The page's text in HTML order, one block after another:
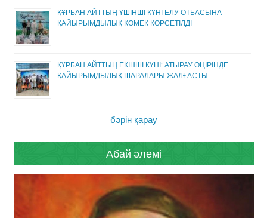
ҚҰРБАН АЙТТЫҢ ҮШІНШІ КҮНІ ЕЛУ ОТБАСЫНА
ҚАЙЫРЫМДЫЛЫҚ КӨМЕК КӨРСЕТІЛДІ
ҚҰРБАН АЙТТЫҢ ЕКІНШІ КҮНІ: АТЫРАУ ӨҢІРІНДЕ
ҚАЙЫРЫМДЫЛЫҚ ШАРАЛАРЫ ЖАЛҒАСТЫ
бәрін қарау
Абай әлемі